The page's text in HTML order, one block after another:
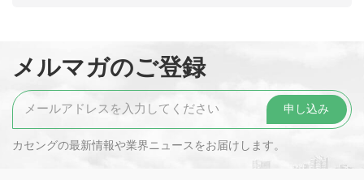
メルマガのご登録
カセングの最新情報や業界ニュースをお届けします。